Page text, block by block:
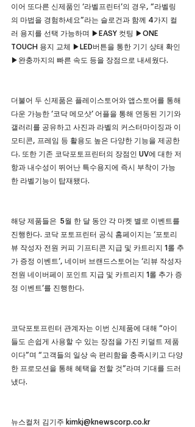
이어 또다른 신제품인 ‘라벨프린터’의 경우, “라벨링
의 마법을 경험하세요”라는 슬로건과 함께 4가지 컬
러 용지를 선택 가능하며 ▶EASY 컷팅 ▶ONE
TOUCH 용지 교체 ▶LED버튼을 통한 기기 상태 확인
▶완충까지의 빠른 속도 등을 장점으로 내세웠다.
더불어 두 신제품은 플레이스토어와 앱스토어를 통해
다운 가능한 ‘코닥 메모샷’ 어플을 통해 연동된 기기와
갤러리를 공유하고 사진과 라벨의 커스터마이징과 이
모티콘, 프레임 등 활용도 높은 다양한 기능을 제공한
다. 또한 기존 코닥포토프린터의 장점인 UV에 대한 저
항과 내수성이 뛰어난 특수용지에 즉시 부착이 가능
한 라벨기능이 탑재됐다.
해당 제품들은  5월 한 달 동안 각 마켓 별로 이벤트를
진행한다. 코닥 포토프린터 공식 홈페이지는 ‘포토리
뷰 작성자 전원 커피 기프티콘 지급 및 카트리지 1롤 추
가 증정 이벤트’, 네이버 브랜드스토어는 ‘리뷰 작성자
전원 네이버페이 포인트 지급 및 카트리지 1롤 추가 증
정 이벤트’를 진행한다.
코닥포토프린터 관계자는 이번 신제품에 대해 “아이
들도 손쉽게 사용할 수 있는 장점을 가진 키덜트 제품
이다”며 “고객들의 일상 속 편리함을 충족시키고 다양
한 프로모션을 통해 혜택을 전할 것”라며 기대를 드러
냈다.
뉴스컬처 김기주 kimkj@knewscorp.co.kr